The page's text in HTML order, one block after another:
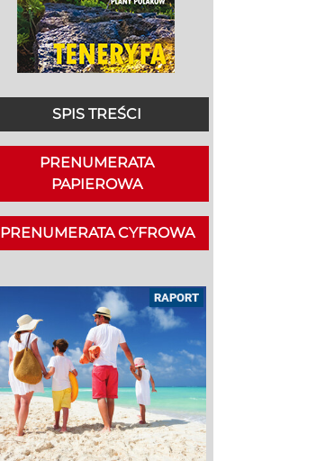
SPIS TREŚCI
PRENUMERATA
PAPIEROWA
PRENUMERATA CYFROWA
RAPORT